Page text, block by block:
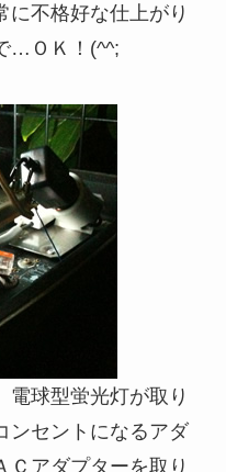
に不格好な仕上がり
…ＯＫ！(^^;
電球型蛍光灯が取り
ンセントになるアダ
Ｃアダプターを取り